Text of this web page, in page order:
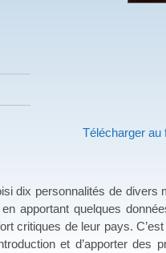
Télécharger au
personnalités de divers
apportant quelques
critiques de leur pays.
et d’apporter des